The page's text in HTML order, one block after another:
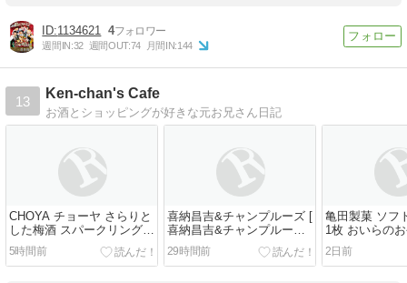
1134621 4
週間IN:32 週間OUT:74 月間IN:144
13
Ken-chan's Cafe
お酒とショッピングが好きな元お兄さん日記
CHOYA チョーヤ さらりと
した梅酒 スパークリング
おいらの懐かしいお酒
5時間前
喜納昌吉&チャンプルーズ [
喜納昌吉&チャンプルーズ ]
おいらの懐かしいCD
29時間前
亀田製菓 ソフ
1枚 おいらの
2日前